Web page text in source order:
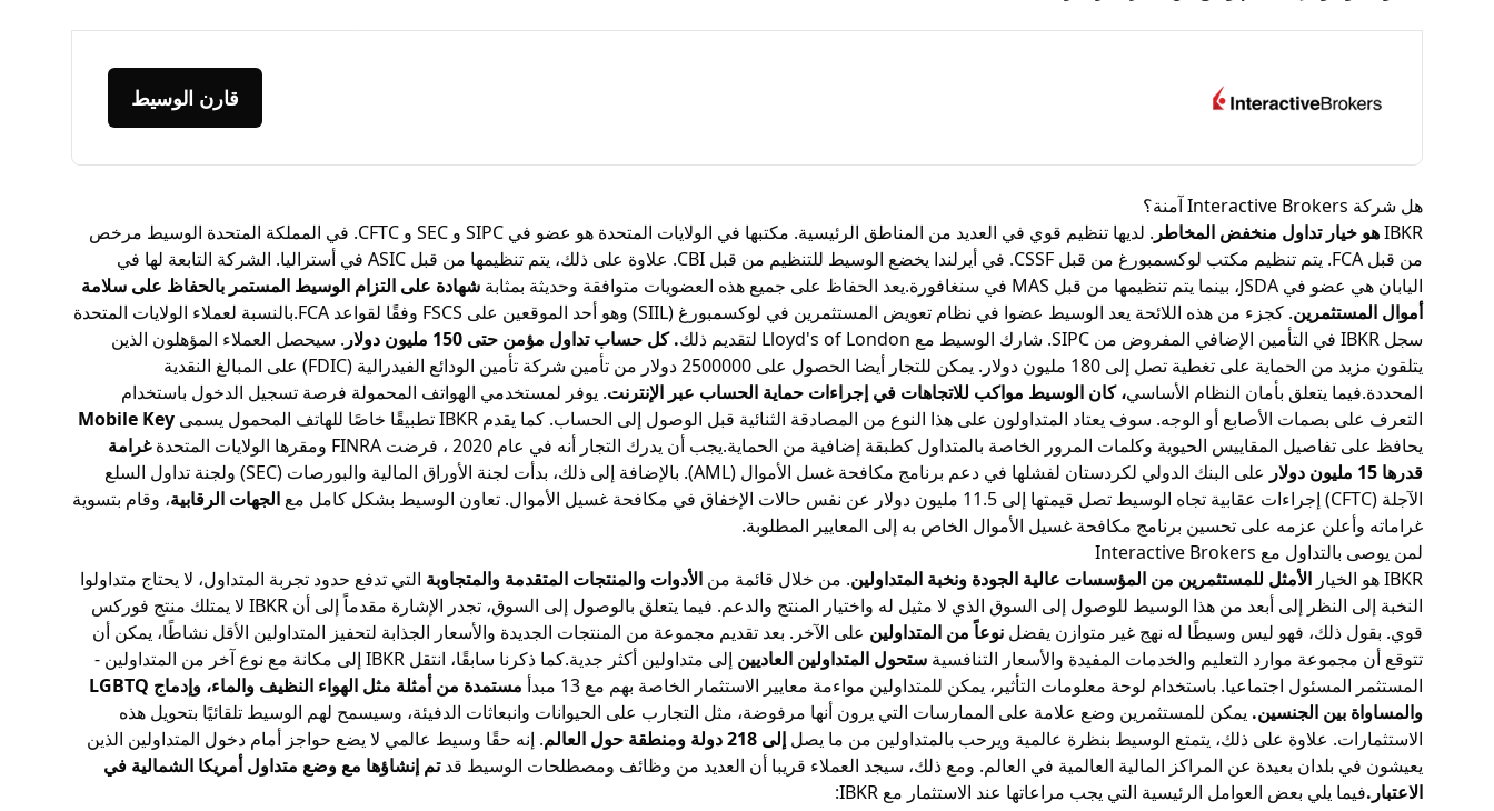
قارن الوسيط
هل شركة Interactive Brokers آمنة؟
IBKRهو خيار تداول منخفض المخاطر
. لديها تنظيم قوي في العديد من المناطق الرئيسية. مكتبها في الولايات المتحدة هو عضو في SIPC و SEC و CFTC. في المملكة المتحدة الوسيط مرخص
من قبل FCA. يتم تنظيم مكتب لوكسمبورغ من قبل CSSF. في أيرلندا يخضع الوسيط للتنظيم من قبل CBI. علاوة على ذلك، يتم تنظيمها من قبل ASIC في أستراليا. الشركة التابعة لها في
اليابان هي عضو في JSDA، بينما يتم تنظيمها من قبل MAS في سنغافورة.يعد الحفاظ على جميع هذه العضويات متوافقة وحديثة بمثابة
شهادة على التزام الوسيط المستمر بالحفاظ على سلامة
أموال المستثمرين
. كجزء من هذه اللائحة يعد الوسيط عضوا في نظام تعويض المستثمرين في لوكسمبورغ (SIIL) وهو أحد الموقعين على FSCS وفقًا لقواعد FCA.بالنسبة لعملاء الولايات المتحدة
سجل IBKR في التأمين الإضافي المفروض من SIPC. شارك الوسيط مع Lloyd's of London لتقديم ذلك
. كل حساب تداول مؤمن حتى 150 مليون دولار
. سيحصل العملاء المؤهلون الذين
يتلقون مزيد من الحماية على تغطية تصل إلى 180 مليون دولار. يمكن للتجار أيضا الحصول على 2500000 دولار من تأمين شركة تأمين الودائع الفيدرالية (FDIC) على المبالغ النقدية
المحددة.فيما يتعلق بأمان النظام الأساسي، كان الوسيط مواكب للاتجاهات في إجراءات حماية الحساب عبر الإنترنت. يوفر لمستخدمي الهواتف المحمولة فرصة تسجيل الدخول باستخدام
التعرف على بصمات الأصابع أو الوجه. سوف يعتاد المتداولون على هذا النوع من المصادقة الثنائية قبل الوصول إلى الحساب. كما يقدم IBKR تطبيقًا خاصًا للهاتف المحمول يسمى
Mobile Key
يحافظ على تفاصيل المقاييس الحيوية وكلمات المرور الخاصة بالمتداول كطبقة إضافية من الحماية.يجب أن يدرك التجار أنه في عام 2020 ، فرضت FINRA ومقرها الولايات المتحدة
غرامة
قدرها 15 مليون دولار
على البنك الدولي لكردستان لفشلها في دعم برنامج مكافحة غسل الأموال (AML). بالإضافة إلى ذلك، بدأت لجنة الأوراق المالية والبورصات (SEC) ولجنة تداول السلع
الآجلة (CFTC) إجراءات عقابية تجاه الوسيط تصل قيمتها إلى 11.5 مليون دولار عن نفس حالات الإخفاق في مكافحة غسيل الأموال. تعاون الوسيط بشكل كامل مع
الجهات الرقابية، وقام بتسوية
غراماته وأعلن عزمه على تحسين برنامج مكافحة غسيل الأموال الخاص به إلى المعايير المطلوبة.
لمن يوصى بالتداول مع Interactive Brokers
IBKR هو الخيار
الأمثل للمستثمرين من المؤسسات عالية الجودة ونخبة المتداولين. من خلال قائمة من الأدوات والمنتجات المتقدمة والمتجاوبة التي تدفع حدود تجربة المتداول، لا يحتاج متداولوا
النخبة إلى النظر إلى أبعد من هذا الوسيط للوصول إلى السوق الذي لا مثيل له واختيار المنتج والدعم. فيما يتعلق بالوصول إلى السوق، تجدر الإشارة مقدماً إلى أن IBKR لا يمتلك منتج فوركس
قوي. بقول ذلك، فهو ليس وسيطًا له نهج غير متوازن يفضل نوعاً من المتداولين على الآخر. بعد تقديم مجموعة من المنتجات الجديدة والأسعار الجذابة لتحفيز المتداولين الأقل نشاطًا، يمكن أن
تتوقع أن مجموعة موارد التعليم والخدمات المفيدة والأسعار التنافسية ستحول المتداولين العاديين
إلى متداولين أكثر جدية.كما ذكرنا سابقًا، انتقل IBKR إلى مكانة مع نوع آخر من المتداولين -
المستثمر المسئول اجتماعيا. باستخدام لوحة معلومات التأثير، يمكن للمتداولين مواءمة معايير الاستثمار الخاصة بهم مع 13 مبدأ
مستمدة من أمثلة مثل الهواء النظيف والماء، وإدماج LGBTQ
والمساواة بين الجنسين. يمكن للمستثمرين وضع علامة على الممارسات التي يرون أنها مرفوضة، مثل التجارب على الحيوانات وانبعاثات الدفيئة، وسيسمح لهم الوسيط تلقائيًا بتحويل هذه
الاستثمارات. علاوة على ذلك، يتمتع الوسيط بنظرة عالمية ويرحب بالمتداولين من ما يصل إلى 218 دولة ومنطقة حول العالم
. إنه حقًا وسيط عالمي لا يضع حواجز أمام دخول المتداولين الذين
يعيشون في بلدان بعيدة عن المراكز المالية العالمية في العالم. ومع ذلك، سيجد العملاء قريبا أن العديد من وظائف ومصطلحات الوسيط قدتم إنشاؤها مع وضع متداول أمريكا الشمالية في
الاعتبار.فيما يلي بعض العوامل الرئيسية التي يجب مراعاتها عند الاستثمار مع IBKR: